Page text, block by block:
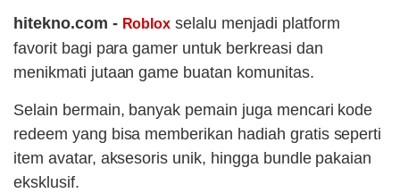
hitekno.com - Roblox selalu menjadi platform
favorit bagi para gamer untuk berkreasi dan
menikmati jutaan game buatan komunitas.
Selain bermain, banyak pemain juga mencari kode
redeem yang bisa memberikan hadiah gratis seperti
item avatar, aksesoris unik, hingga bundle pakaian
eksklusif.